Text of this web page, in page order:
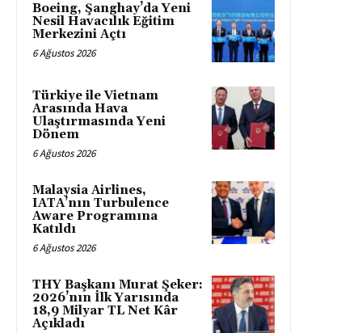
Boeing, Şanghay’da Yeni
Nesil Havacılık Eğitim
Merkezini Açtı
6 Ağustos 2026
Türkiye ile Vietnam
Arasında Hava
Ulaştırmasında Yeni
Dönem
6 Ağustos 2026
Malaysia Airlines,
IATA’nın Turbulence
Aware Programına
Katıldı
6 Ağustos 2026
THY Başkanı Murat Şeker:
2026’nın İlk Yarısında
18,9 Milyar TL Net Kâr
Açıkladı